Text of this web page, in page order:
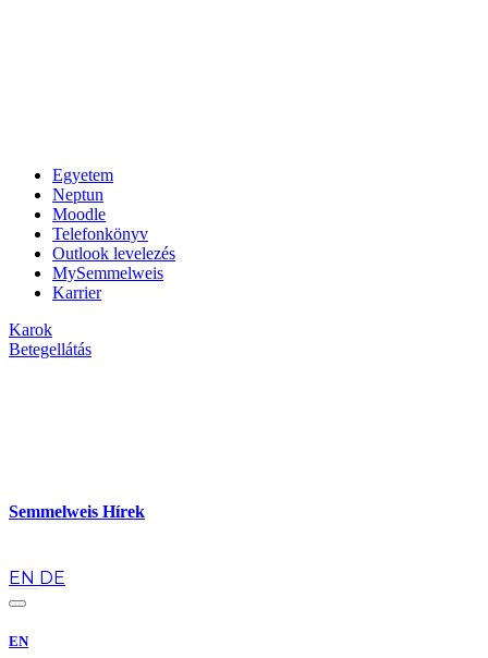
Egyetem
Neptun
Moodle
Telefonkönyv
Outlook levelezés
MySemmelweis
Karrier
Karok
Betegellátás
Semmelweis Hírek
EN DE
EN